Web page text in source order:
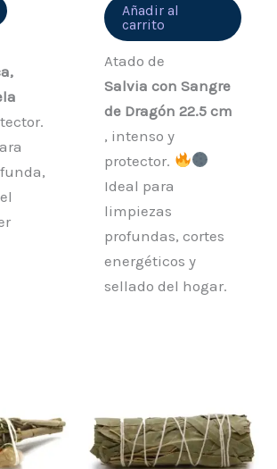
Añadir al
carrito
Atado de
Salvia con Sangre
de Dragón 22.5 cm
, intenso y
protector.
Ideal para
limpiezas
profundas, cortes
energéticos y
sellado del hogar.